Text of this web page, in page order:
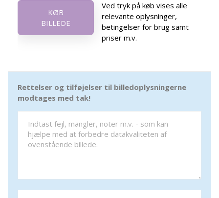
KØB
BILLEDE
Ved tryk på køb vises alle
relevante oplysninger,
betingelser for brug samt
priser m.v.
Rettelser og tilføjelser til billedoplysningerne
modtages med tak!